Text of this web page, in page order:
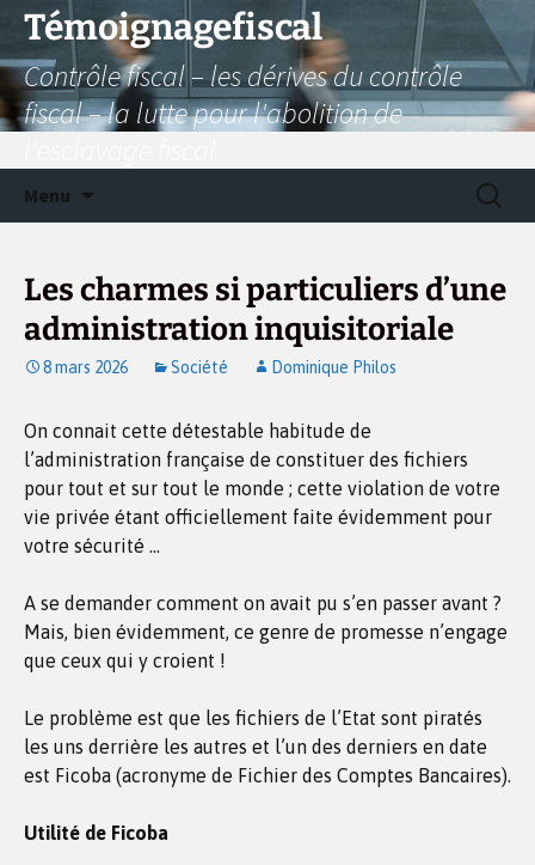
Aller
contenu
Témoignagefiscal
Contrôle fiscal – les dérives du contrôle
fiscal – la lutte pour l'abolition de
Menu
Les charmes si particuliers d’une
administration inquisitoriale
8 mars 2026 Société Dominique Philos
On connait cette détestable habitude de
l’administration française de constituer des fichiers
pour tout et sur tout le monde ; cette violation de votre
vie privée étant officiellement faite évidemment pour
votre sécurité …
A se demander comment on avait pu s’en passer avant ?
Mais, bien évidemment, ce genre de promesse n’engage
que ceux qui y croient !
Le problème est que les fichiers de l’Etat sont piratés
les uns derrière les autres et l’un des derniers en date
est Ficoba (acronyme de Fichier des Comptes Bancaires).
Utilité de Ficoba